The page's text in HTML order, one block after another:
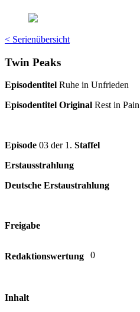
< Serienübersicht
Twin Peaks
Episodentitel Ruhe in Unfrieden
Episodentitel Original Rest in Pain
Episode 03 der 1. Staffel
Erstausstrahlung
Deutsche Erstaustrahlung
Freigabe
Redaktionswertung 0
Inhalt